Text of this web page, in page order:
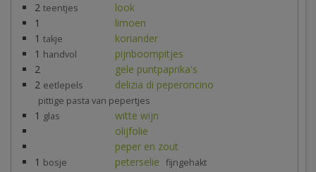
2 teentjes
look
1
limoen
1 takje
koriander
1 handvol
pijnboompitjes
2
gele puntpaprika's
2 eetlepels delizia di peperoncino
pittige pasta van pepertjes
1 glas
witte wijn
olijfolie
peper en zout
1 bosje peterselie fijngehakt